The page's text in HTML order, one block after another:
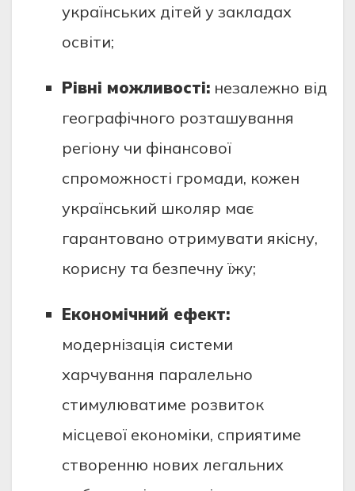
українських дітей у закладах
освіти;
Рівні можливості:незалежно від
географічного розташування
регіону чи фінансової
спроможності громади, кожен
український школяр має
гарантовано отримувати якісну,
корисну та безпечну їжу;
Економічний ефект:
модернізація системи
харчування паралельно
стимулюватиме розвиток
місцевої економіки, сприятиме
створенню нових легальних